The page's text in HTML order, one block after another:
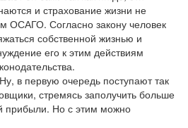
и страхование жизни не
ОСАГО. Согласно закону человек
собственной жизнью и
его к этим действиям
в первую очередь поступают так
стремясь заполучить больше
прибыли. Но с этим можно